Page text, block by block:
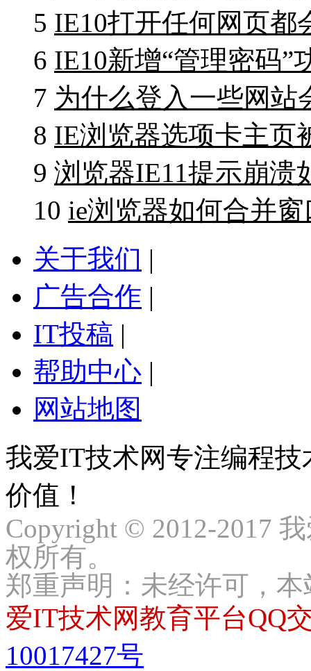
5 IE10打开任何网页都
6 IE10新增“管理密码”
7 为什么登入一些网站
8 IE浏览器选项卡主页
9 浏览器IE11提示崩溃
10 ie浏览器如何合并窗
关于我们 |
广告合作 |
IT投稿 |
帮助中心 |
网站地图
我爱IT技术网专注编程
价值！
Copyright © 2012-2017
权所有。
郑重声明：未经许可，
爱IT技术网教育平台QQ
10017427号